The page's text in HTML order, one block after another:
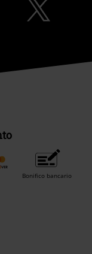
Bonifico bancario